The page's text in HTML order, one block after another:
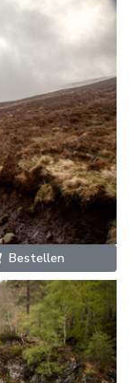
Bestellen